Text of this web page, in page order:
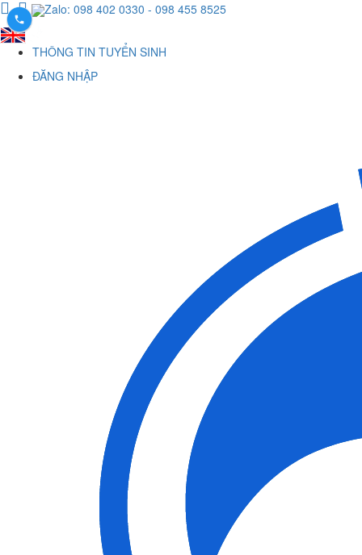
Zalo: 098 402 0330 - 098 455 8525
THÔNG TIN TUYỂN SINH
ĐĂNG NHẬP